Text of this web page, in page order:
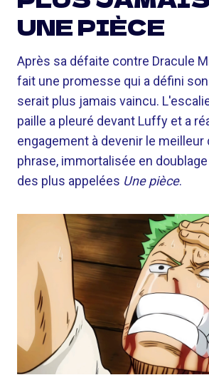
UNE PIÈCE
Après sa défaite contre Dracule
fait une promesse qui a défini
serait plus jamais vaincu.
paille a pleuré devant Luffy et a
engagement à devenir le meilleur
phrase, immortalisée en
des plus appelées Une pièce.